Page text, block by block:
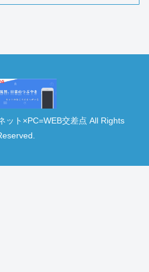
ト×PC=WEB交差点 All Rights